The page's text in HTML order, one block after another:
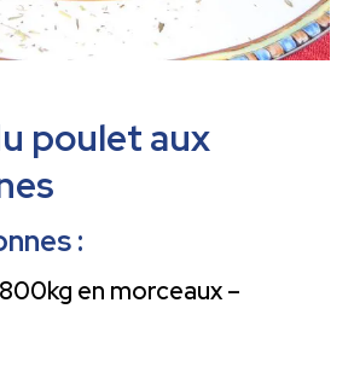
poulet aux
:
en morceaux –